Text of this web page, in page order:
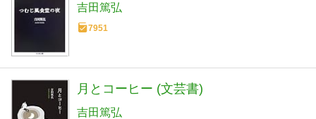
吉田篤弘
7951
月とコーヒー (文芸書)
吉田篤弘